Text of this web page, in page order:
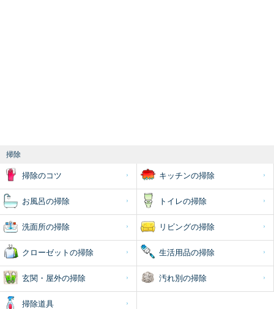
掃除
掃除のコツ キッチンの掃除
お風呂の掃除 トイレの掃除
洗面所の掃除 リビングの掃除
クローゼットの掃除 生活用品の掃除
玄関・屋外の掃除 汚れ別の掃除
掃除道具